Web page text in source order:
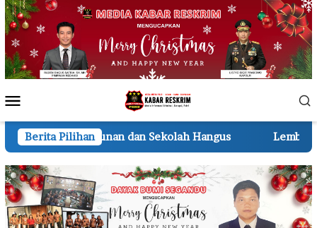
Loncat
ke
konten
Mobile
Berita Pilihan
Sekolah Hangus Lembur hingga Malam, Personel